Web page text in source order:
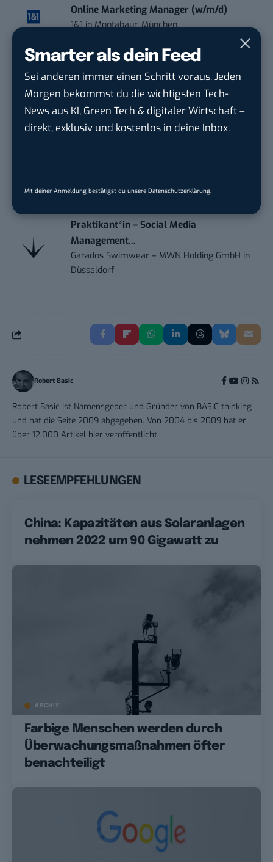
Smarter als dein Feed
Sei anderen immer einen Schritt voraus. Jeden
Morgen bekommst du die wichtigsten Tech-
News aus KI, Green Tech & digitaler Wirtschaft –
direkt, exklusiv und kostenlos in deine Inbox.
Mit deiner Anmeldung bestätigst du unsere Datenschutzerklärung.
Online Marketing Manager (w/m/d)
1&1inMontabaur, München
Marketing Specialist – AI & Content
Manag...
FEINMETALL GmbHinHerrenberg bei
Stuttgart
inUlm
Praktikant*in – Social Media
Management...
Garados Swimwear – MWN Holding GmbH in
Düsseldorf
Robert Basic
Robert Basic ist Namensgeber und Gründer von BASIC thinking
und hat die Seite 2009 abgegeben. Von 2004 bis 2009 hat er
über 12.000 Artikel hier veröffentlicht.
LESEEMPFEHLUNGEN
China: Kapazitäten aus Solaranlagen
nehmen 2022 um 90 Gigawatt zu
ARCHIV
Farbige Menschen werden durch
Überwachungsmaßnahmen öfter
benachteiligt